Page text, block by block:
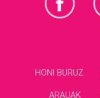
HONI BURUZ
ARAUAK